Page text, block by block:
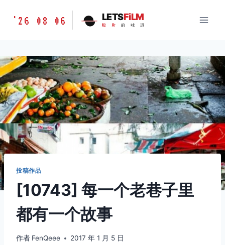
胶
味
道
LETSFILM
'26 08 06 LETSFiLM
胶 片 的 味 道
投稿作品
[10743] 每一个老巷子里
都有一个故事
作者 FenQeee 2017 年 1 月 5 日